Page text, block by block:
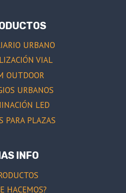
URBANO
VIAL
OUTDOOR
URBANOS
LED
PARA PLAZAS
INFO
HACEMOS?